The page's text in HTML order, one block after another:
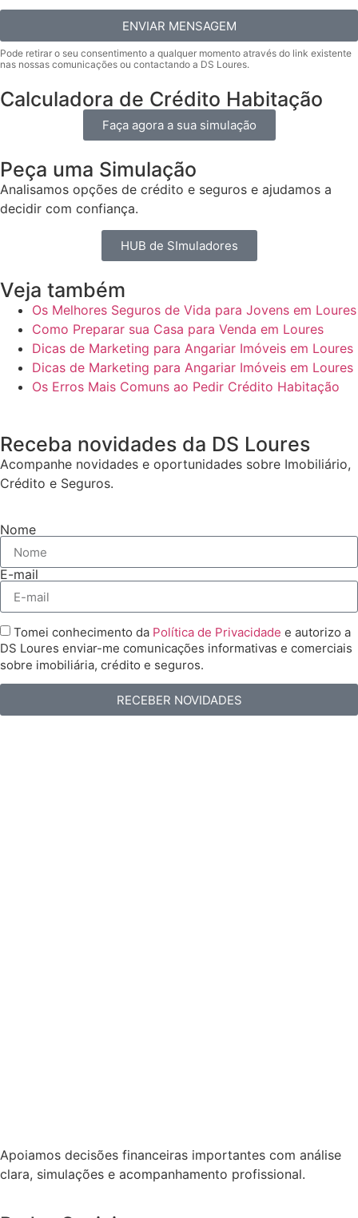
ENVIAR MENSAGEM
Calculadora de Crédito Habitação
Faça agora a sua simulação
Peça uma Simulação
Analisamos opções de crédito e seguros e ajudamos a
decidir com confiança.
HUB de SImuladores
Veja também
Os Melhores Seguros de Vida para Jovens em Loures
Como Preparar sua Casa para Venda em Loures
Dicas de Marketing para Angariar Imóveis em Loures
Dicas de Marketing para Angariar Imóveis em Loures
Os Erros Mais Comuns ao Pedir Crédito Habitação
Receba novidades da DS Loures
Acompanhe novidades e oportunidades sobre Imobiliário,
Crédito e Seguros.
Nome
E-mail
Tomei conhecimento da Política de Privacidade e autorizo a
DS Loures enviar-me comunicações informativas e comerciais
sobre imobiliária, crédito e seguros.
RECEBER NOVIDADES
Apoiamos decisões financeiras importantes com análise
clara, simulações e acompanhamento profissional.